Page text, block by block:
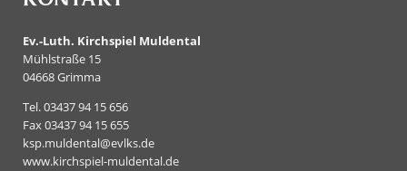
Ev.-Luth. Kirchspiel Muldental
Mühlstraße 15
04668 Grimma
Tel. 03437 94 15 656
Fax 03437 94 15 655
ksp.muldental@evlks.de
www.kirchspiel-muldental.de